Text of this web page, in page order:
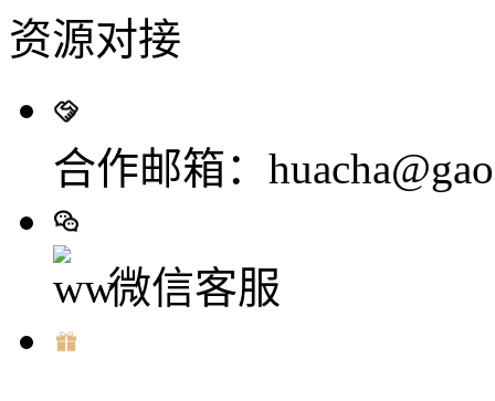
资源对接
合作邮箱：
微信客服